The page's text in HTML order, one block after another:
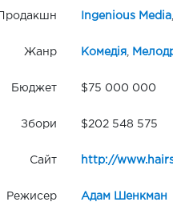
Продакшн Ingenious Media,
Жанр Комедія,
Бюджет $75 000 000
Збори $202 548 575
Сайт http://
Режисер Адам Шенкман